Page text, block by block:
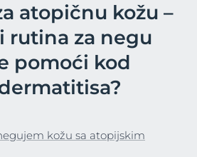
atopičnu kožu –
rutina za negu
pomoći kod
kožu sa atopijskim